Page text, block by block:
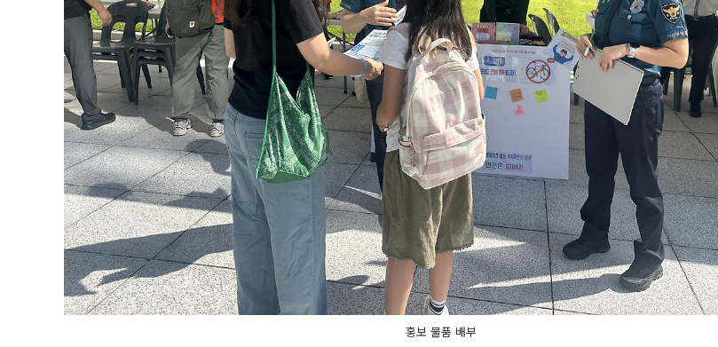
홍보 물품 배부